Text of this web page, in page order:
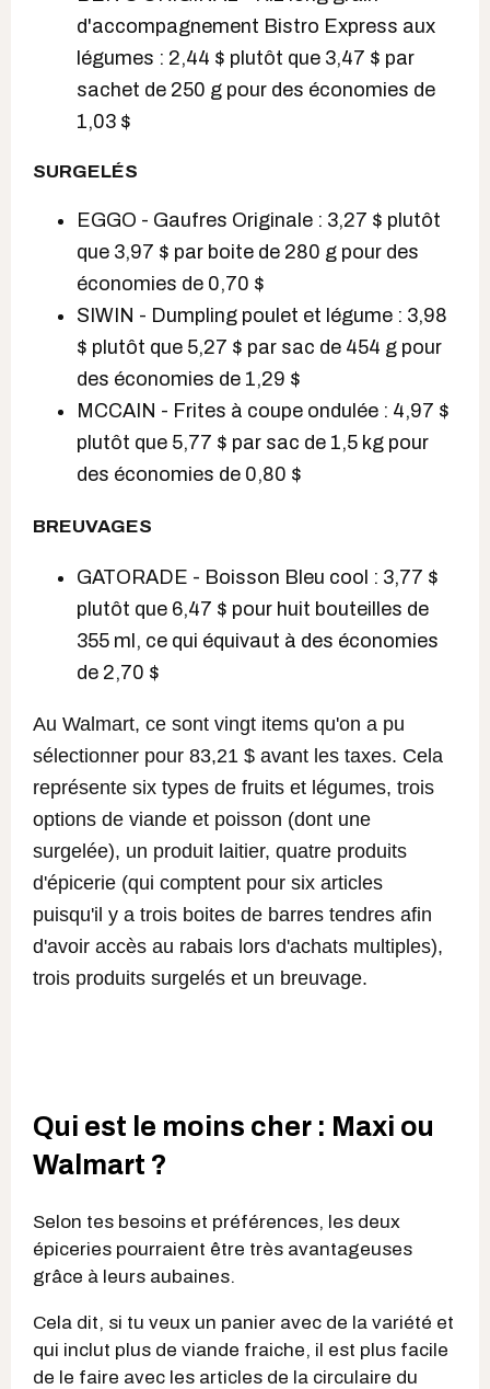
d'accompagnement Bistro Express aux
légumes : 2,44 $ plutôt que 3,47 $ par
sachet de 250 g pour des économies de
1,03 $
SURGELÉS
EGGO - Gaufres Originale : 3,27 $ plutôt
que 3,97 $ par boite de 280 g pour des
économies de 0,70 $
SIWIN - Dumpling poulet et légume : 3,98
$ plutôt que 5,27 $ par sac de 454 g pour
des économies de 1,29 $
MCCAIN - Frites à coupe ondulée : 4,97 $
plutôt que 5,77 $ par sac de 1,5 kg pour
des économies de 0,80 $
BREUVAGES
GATORADE - Boisson Bleu cool : 3,77 $
plutôt que 6,47 $ pour huit bouteilles de
355 ml, ce qui équivaut à des économies
de 2,70 $
Au Walmart, ce sont vingt items qu'on a pu
sélectionner pour 83,21 $ avant les taxes. Cela
représente six types de fruits et légumes, trois
options de viande et poisson (dont une
surgelée), un produit laitier, quatre produits
d'épicerie (qui comptent pour six articles
puisqu'il y a trois boites de barres tendres afin
d'avoir accès au rabais lors d'achats multiples),
trois produits surgelés et un breuvage.
Qui est le moins cher : Maxi ou
Walmart ?
Selon tes besoins et préférences, les deux
épiceries pourraient être très avantageuses
grâce à leurs aubaines.
Cela dit, si tu veux un panier avec de la variété et
qui inclut plus de viande fraiche, il est plus facile
de le faire avec les articles de la circulaire du